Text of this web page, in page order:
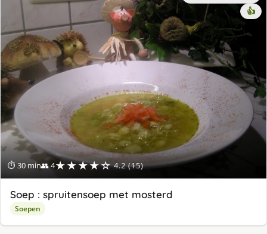
⏱ 30 min👥 4★★★★☆ 4.2 (15)
👍
Soep : spruitensoep met mosterd
Soepen